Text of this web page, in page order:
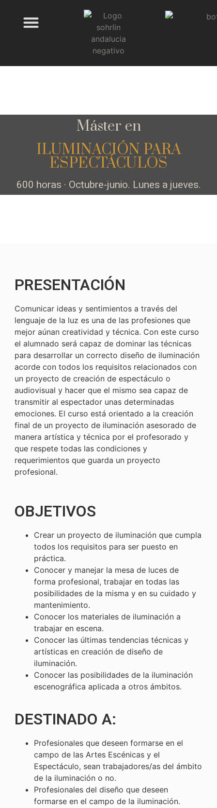
Máster en
ILUMINACIÓN PARA
ESPECTÁCULOS
600 horas · Octubre-junio. Lunes a jueves.
PRESENTACIÓN
Comunicar ideas y sentimientos a través del
lenguaje de la luz es una de las profesiones que
mejor aúnan creatividad y técnica. Con este curso
el alumnado será capaz de dominar las técnicas
para desarrollar un correcto diseño de iluminación
acorde con todos los requisitos relacionados con
un proyecto de creación de espectáculo o
audiovisual y hacer que el mismo sea capaz de
transmitir al espectador unas determinadas
emociones. El curso está orientado a la creación
final de un proyecto de iluminación asesorado de
manera artística y técnica por el profesorado y
que respete todas las condiciones y
requerimientos que guarda un proyecto
profesional.
OBJETIVOS
Crear un proyecto de iluminación que cumpla
todos los requisitos para ser puesto en
práctica.
Conocer y manejar la mesa de luces de
forma profesional, trabajar en todas las
posibilidades de la misma y en su cuidado y
mantenimiento.
Conocer los materiales de iluminación a
trabajar en escena.
Conocer las últimas tendencias técnicas y
artísticas en creación de diseño de
iluminación.
Conocer las posibilidades de la iluminación
escenográfica aplicada a otros ámbitos.
DESTINADO A:
Profesionales que deseen formarse en el
campo de las Artes Escénicas y el
Espectáculo, sean trabajadores/as del ámbito
de la iluminación o no.
Profesionales del diseño que deseen
formarse en el campo de la iluminación.